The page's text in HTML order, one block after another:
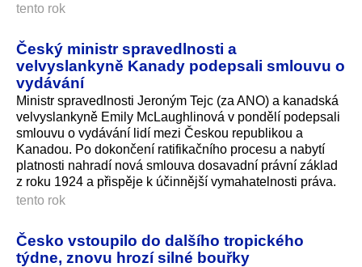
tento rok
Český ministr spravedlnosti a
velvyslankyně Kanady podepsali smlouvu o
vydávání
Ministr spravedlnosti Jeroným Tejc (za ANO) a kanadská
velvyslankyně Emily McLaughlinová v pondělí podepsali
smlouvu o vydávání lidí mezi Českou republikou a
Kanadou. Po dokončení ratifikačního procesu a nabytí
platnosti nahradí nová smlouva dosavadní právní základ
z roku 1924 a přispěje k účinnější vymahatelnosti prá­va.
tento rok
Česko vstoupilo do dalšího tropického
týdne, znovu hrozí silné bouřky